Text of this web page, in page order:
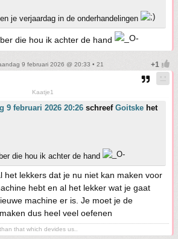
je verjaardag in de onderhandelingen
die hou ik achter de hand
9 februari 2026 @ 20:33 • 21
Kaatje1
9 februari 2026 20:26 schreef Goitske het
die hou ik achter de hand
het lekkers dat je nu niet kan maken voor
hebt en al het lekker wat je gaat
machine er is. Je moet je de
dus heel veel oefenen
that which devides us..